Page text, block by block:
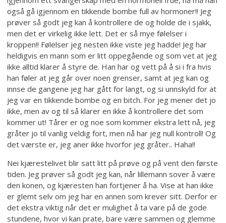
også gå igjennom en tikkende bombe full av hormoner!! Jeg
prøver så godt jeg kan å kontrollere de og holde de i sjakk,
men det er virkelig ikke lett. Det er så mye følelser i
kroppen!! Følelser jeg nesten ikke viste jeg hadde! Jeg har
heldigvis en mann som er litt oppegående og som vet at jeg
ikke alltid klarer å styre de. Han har og vett på å si i fra hvis
han føler at jeg går over noen grenser, samt at jeg kan og
innse de gangene jeg har gått for langt, og si unnskyld for at
jeg var en tikkende bombe og en bitch. For jeg mener det jo
ikke, men av og til så klarer en ikke å kontrollere det som
kommer ut! Tårer er og noe som kommer ekstra lett nå, jeg
gråter jo til vanlig veldig fort, men nå har jeg null kontroll! Og
det værste er, jeg aner ikke hvorfor jeg gråter.. Haha!!
Nei kjærestelivet blir satt litt på prøve og på vent den første
tiden. Jeg prøver så godt jeg kan, når lillemann sover å være
den konen, og kjæresten han fortjener å ha. Vise at han ikke
er glemt selv om jeg har en annen som krever sitt. Derfor er
det ekstra viktig når det er mulighet å ta vare på de gode
stundene, hvor vi kan prate, bare være sammen og glemme